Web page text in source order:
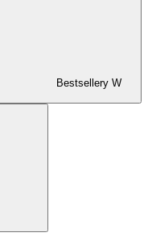
Bestsellery W